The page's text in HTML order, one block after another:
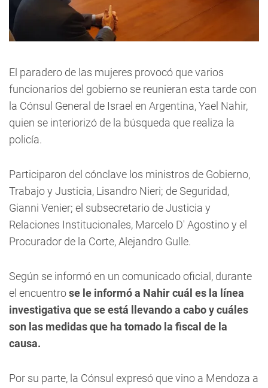
El paradero de las mujeres provocó que varios
funcionarios del gobierno se reunieran esta tarde con
la Cónsul General de Israel en Argentina, Yael Nahir,
quien se interiorizó de la búsqueda que realiza la
policía.
Participaron del cónclave los ministros de Gobierno,
Trabajo y Justicia, Lisandro Nieri; de Seguridad,
Gianni Venier; el subsecretario de Justicia y
Relaciones Institucionales, Marcelo D' Agostino y el
Procurador de la Corte, Alejandro Gulle.
Según se informó en un comunicado oficial, durante
el encuentrose le informó a Nahir cuál es la línea
investigativa que se está llevando a cabo y cuáles
son las medidas que ha tomado la fiscal de la
causa.
Por su parte, la Cónsul expresó que vino a Mendoza a